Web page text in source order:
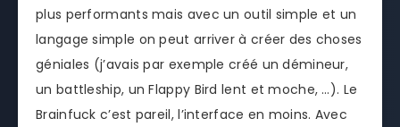
plus performants mais avec un outil simple et un
langage simple on peut arriver à créer des choses
géniales (j’avais par exemple créé un démineur,
un battleship, un Flappy Bird lent et moche, …). Le
Brainfuck c’est pareil, l’interface en moins. Avec